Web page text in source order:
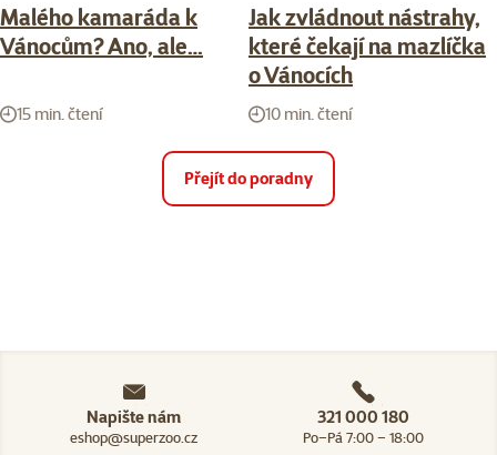
Malého kamaráda k
Vánocům? Ano, ale…
15 min. čtení
Jak zvládnout nástrahy,
které čekají na mazlíčka
o Vánocích
10 min. čtení
Přejít do poradny
Napište nám
eshop@superzoo.cz
321 000 180
Po–Pá 7:00 – 18:00